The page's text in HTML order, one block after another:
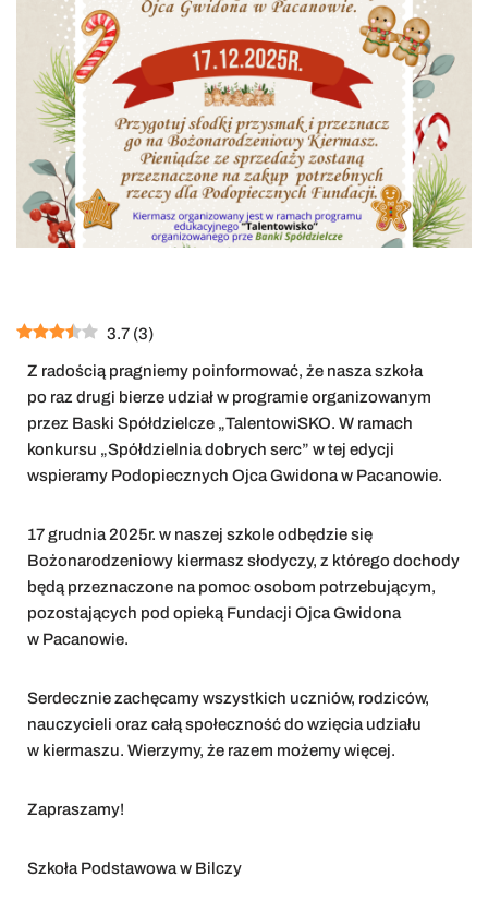
3.7 (3)
Z radością pragniemy poinformować, że nasza szkoła
po raz drugi bierze udział w programie organizowanym
przez Baski Spółdzielcze „TalentowiSKO. W ramach
konkursu „Spółdzielnia dobrych serc” w tej edycji
wspieramy Podopiecznych Ojca Gwidona w Pacanowie.
17 grudnia 2025r. w naszej szkole odbędzie się
Bożonarodzeniowy kiermasz słodyczy, z którego dochody
będą przeznaczone na pomoc osobom potrzebującym,
pozostających pod opieką Fundacji Ojca Gwidona
w Pacanowie.
Serdecznie zachęcamy wszystkich uczniów, rodziców,
nauczycieli oraz całą społeczność do wzięcia udziału
w kiermaszu. Wierzymy, że razem możemy więcej.
Zapraszamy!
Szkoła Podstawowa w Bilczy